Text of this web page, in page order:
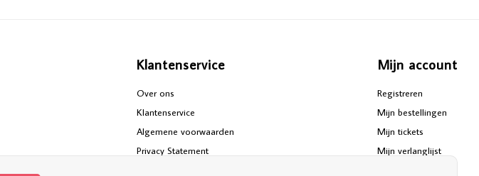
Klantenservice
Over ons
Klantenservice
Algemene voorwaarden
Privacy Statement
Mijn account
Registreren
Mijn bestellingen
Mijn tickets
Mijn verlanglijst